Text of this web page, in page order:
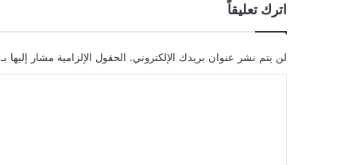
اترك تعليقاً
لن يتم نشر عنوان بريدك الإلكتروني. الحقول الإلزامية مشار إليها بـ